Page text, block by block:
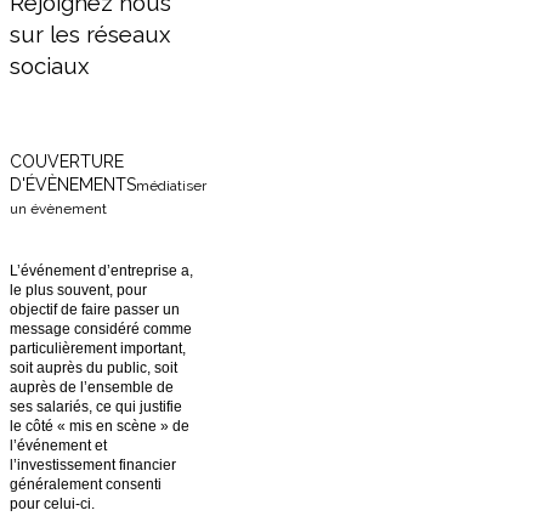
sur les réseaux
sociaux
COUVERTURE
D'ÉVÈNEMENTSmédiatiser
un évènement
L’événement d’entreprise a,
le plus souvent, pour
objectif de faire passer un
message considéré comme
particulièrement important,
soit auprès du public, soit
auprès de l’ensemble de
ses salariés, ce qui justifie
le côté « mis en scène » de
l’événement et
l’investissement financier
généralement consenti
pour celui-ci.